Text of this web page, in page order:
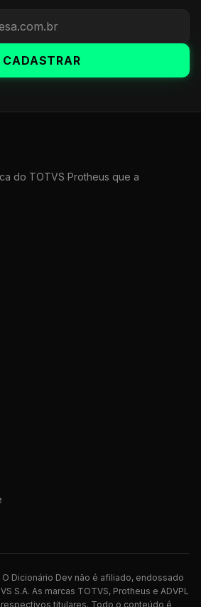
CADASTRAR
do TOTVS Protheus que a
O Dicionário Dev não é afiliado, endossado
S.A. As marcas TOTVS, Protheus e ADVPL
titulares. Todo o conteúdo é